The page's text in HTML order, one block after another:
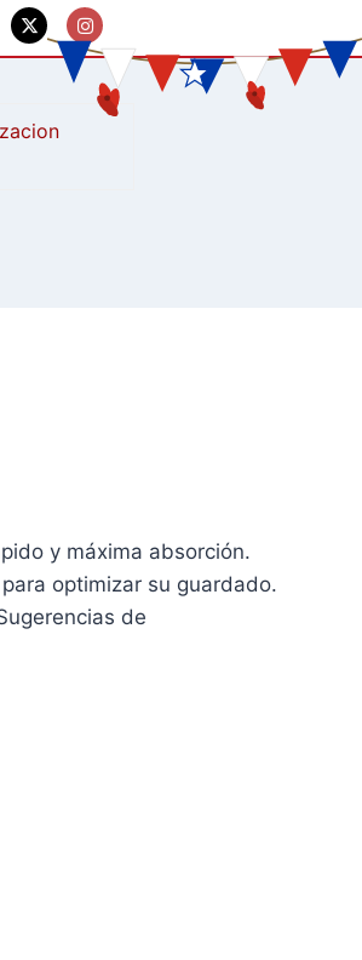
y máxima absorción.
optimizar su guardado.
de